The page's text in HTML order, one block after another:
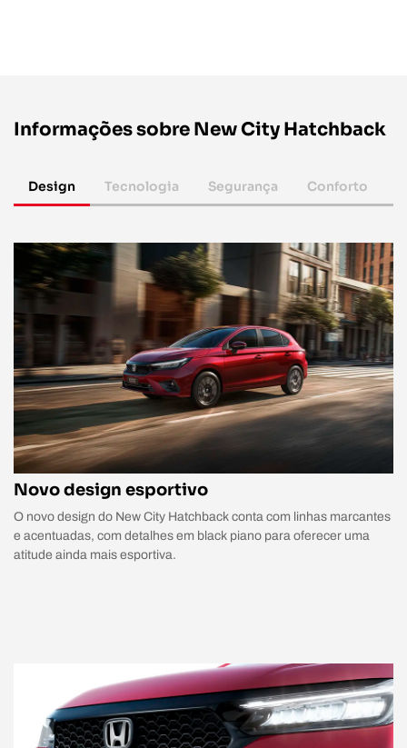
Informações sobre New City Hatchback
Design Tecnologia Segurança Conforto
Novo design esportivo
O novo design do New City Hatchback conta com linhas marcantes
e acentuadas, com detalhes em black piano para oferecer uma
atitude ainda mais esportiva.